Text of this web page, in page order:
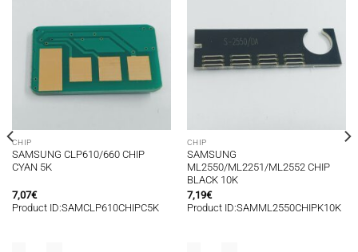
CHIP
SAMSUNG CLP610/660 CHIP
CYAN 5K
7,07€
Product ID:SAMCLP610CHIPC5K
CHIP
SAMSUNG
ML2550/ML2251/ML2552 CHIP
BLACK 10K
7,19€
Product ID:SAMML2550CHIPK10K